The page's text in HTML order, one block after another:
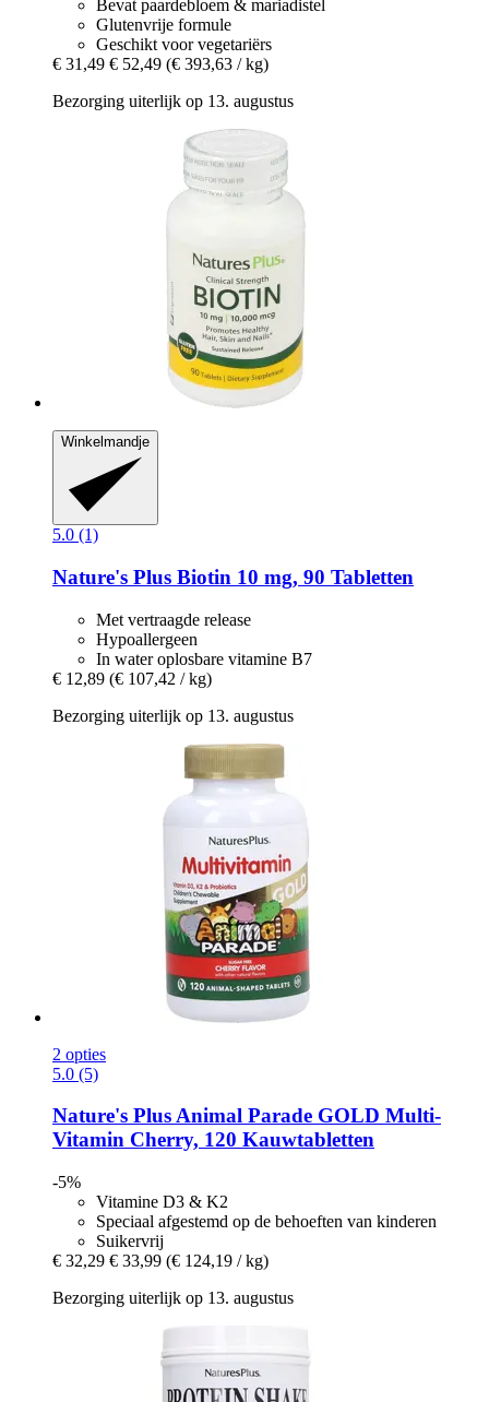
Bevat paardebloem & mariadistel
Glutenvrije formule
Geschikt voor vegetariërs
€ 31,49 € 52,49 (€ 393,63 / kg)
Bezorging uiterlijk op 13. augustus
Winkelmandje
5.0 (1)
Nature's Plus Biotin 10 mg, 90 Tabletten
Met vertraagde release
Hypoallergeen
In water oplosbare vitamine B7
€ 12,89 (€ 107,42 / kg)
Bezorging uiterlijk op 13. augustus
2 opties
5.0 (5)
Nature's PlusAnimal Parade GOLD Multi-​
Vitamin Cherry, 120 Kauwtabletten
-5%
Vitamine D3 & K2
Speciaal afgestemd op de behoeften van kinderen
Suikervrij
€ 32,29 € 33,99 (€ 124,19 / kg)
Bezorging uiterlijk op 13. augustus